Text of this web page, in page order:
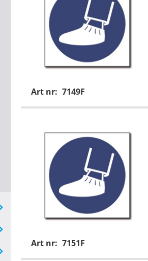
Art nr: 7149F
Art nr: 7151F